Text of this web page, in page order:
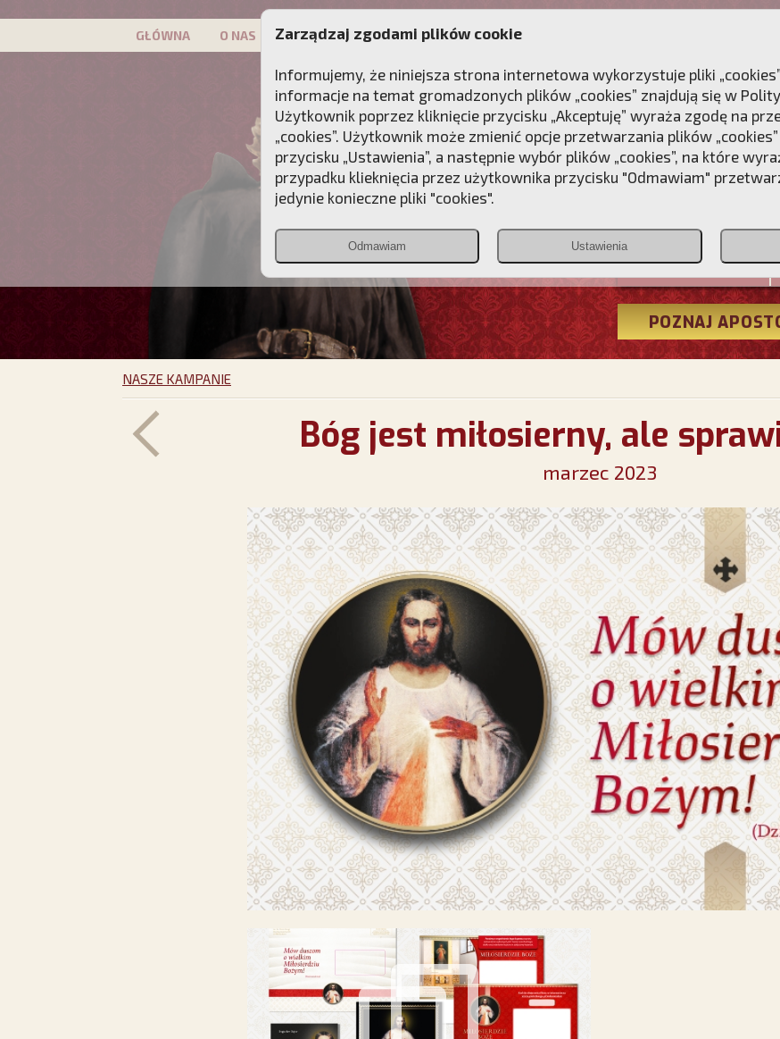
GŁÓWNA O NAS PATRON KAMPANIE DLA DUSZY
Christiana
POZNAJ
NASZE KAMPANIE
Bóg jest miłosierny, ale
marzec 2023
Zarządzaj zgodami plików cookie
Informujemy, że niniejsza strona internetowa wykorzystuje pliki
informacje na temat gromadzonych plików „cookies” znajdują się w
Użytkownik poprzez kliknięcie przycisku „Akceptuję” wyraża zgodę na
„cookies”. Użytkownik może zmienić opcje przetwarzania plików
przycisku „Ustawienia”, a następnie wybór plików „cookies”, na które
przypadku klieknięcia przez użytkownika przycisku "Odmawiam"
jedynie konieczne pliki "cookies".
Odmawiam Ustawienia